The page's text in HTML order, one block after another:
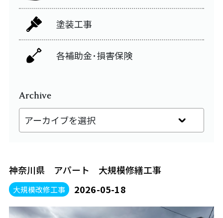
塗装工事
各補助金･損害保険
Archive
アーカイブを選択
大規模改修工事 2026-05-18
神奈川県 アパート 大規模修繕工事